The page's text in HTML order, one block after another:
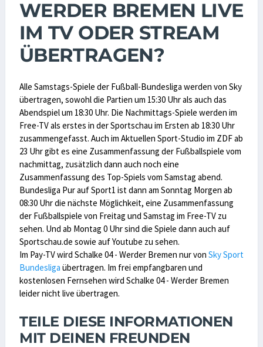
WERDER BREMEN LIVE
IM TV ODER STREAM
ÜBERTRAGEN?
Alle Samstags-Spiele der Fußball-Bundesliga werden von Sky
übertragen, sowohl die Partien um 15:30 Uhr als auch das
Abendspiel um 18:30 Uhr. Die Nachmittags-Spiele werden im
Free-TV als erstes in der Sportschau im Ersten ab 18:30 Uhr
zusammengefasst. Auch im Aktuellen Sport-Studio im ZDF ab
23 Uhr gibt es eine Zusammenfassung der Fußballspiele vom
nachmittag, zusätzlich dann auch noch eine
Zusammenfassung des Top-Spiels vom Samstag abend.
Bundesliga Pur auf Sport1 ist dann am Sonntag Morgen ab
08:30 Uhr die nächste Möglichkeit, eine Zusammenfassung
der Fußballspiele von Freitag und Samstag im Free-TV zu
sehen. Und ab Montag 0 Uhr sind die Spiele dann auch auf
Sportschau.de sowie auf Youtube zu sehen.
Im Pay-TV wird Schalke 04 - Werder Bremen nur von Sky Sport
Bundesliga übertragen. Im frei empfangbaren und
kostenlosen Fernsehen wird Schalke 04 - Werder Bremen
leider nicht live übertragen.
TEILE DIESE INFORMATIONEN
MIT DEINEN FREUNDEN